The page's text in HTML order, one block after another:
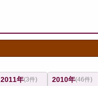
2011年(3件) 2010年(46件)